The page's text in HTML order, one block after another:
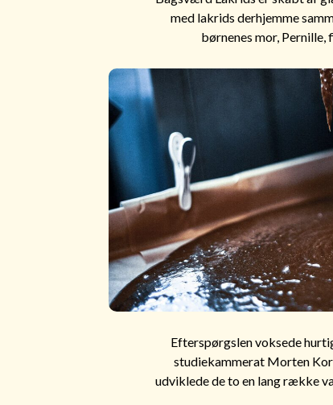
med lakrids derhjemme
børnenes mor, Pernille,
Efterspørgslen voksede
studiekammerat Morten
udviklede de to en lang række